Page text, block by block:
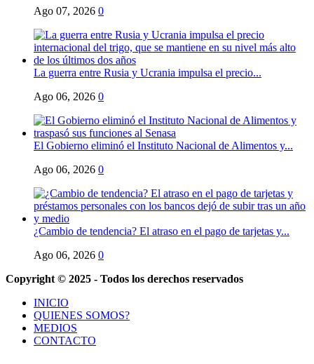
Ago 07, 2026 0
La guerra entre Rusia y Ucrania impulsa el precio...
Ago 06, 2026 0
El Gobierno eliminó el Instituto Nacional de Alimentos y...
Ago 06, 2026 0
¿Cambio de tendencia? El atraso en el pago de tarjetas y...
Ago 06, 2026 0
Copyright © 2025 - Todos los derechos reservados
INICIO
QUIENES SOMOS?
MEDIOS
CONTACTO